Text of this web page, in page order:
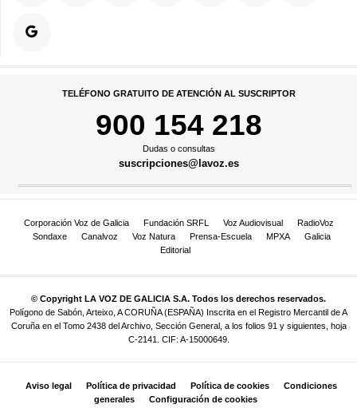
TELÉFONO GRATUITO DE ATENCIÓN AL SUSCRIPTOR
900 154 218
Dudas o consultas
suscripciones@lavoz.es
Corporación Voz de Galicia Fundación SRFL Voz Audiovisual
RadioVoz
Sondaxe
Canalvoz Voz Natura Prensa-Escuela MPXA
Galicia
Editorial
© Copyright LA VOZ DE GALICIA S.A. Todos los derechos reservados.
Polígono de Sabón, Arteixo, A CORUÑA (ESPAÑA) Inscrita en el Registro Mercantil de A
Coruña en el Tomo 2438 del Archivo, Sección General, a los folios 91 y siguientes, hoja
C-2141. CIF: A-15000649.
Aviso legal Política de privacidad Política de cookies
Condiciones
generales
Configuración de cookies